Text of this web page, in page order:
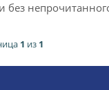
1 из 1